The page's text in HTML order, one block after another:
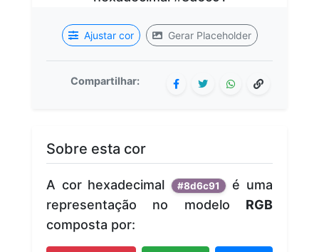
Ajustar cor Gerar Placeholder
Compartilhar:
Sobre esta cor
A cor hexadecimal #8d6c91
é uma
representação no modelo RGB
composta por: